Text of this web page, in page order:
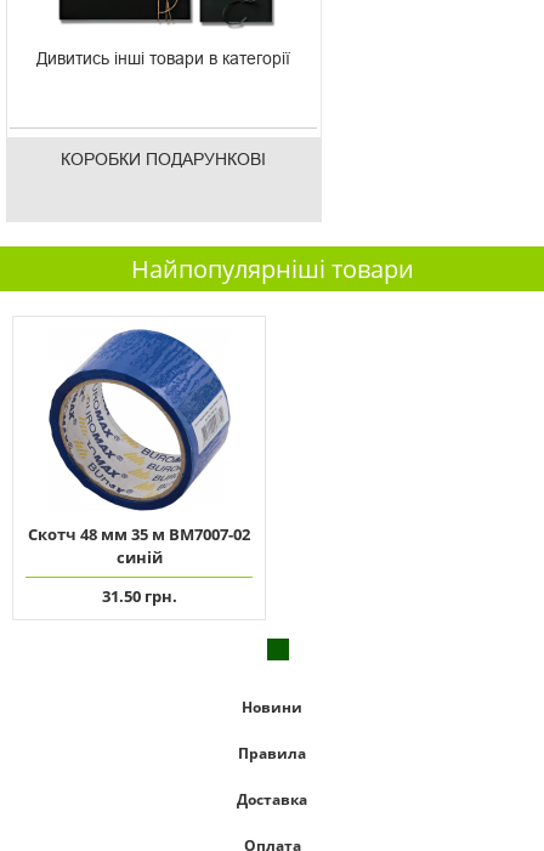
Дивитись інші товари в категорії
КОРОБКИ ПОДАРУНКОВІ
Найпопулярніші товари
Скотч 48 мм 35 м ВМ7007-02
синій
31.50 грн.
Новини
Правила
Доставка
Оплата